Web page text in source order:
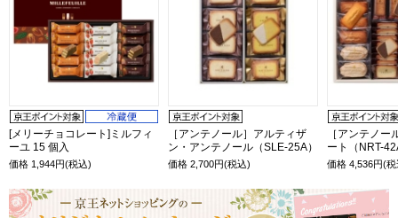
[メリーチョコレート]ミルフィ
ーユ 15 個入
価格 1,944円(税込)
［アンテノール］アルティザ
ン・アンテノール（SLE-25A）
価格2,700円(税込)
［アンテノー
ート（NRT-
価格4,536円(